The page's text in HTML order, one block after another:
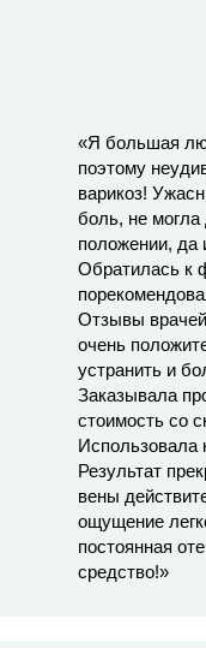
«Я большая
поэтому
варикоз!
боль, не могла
положении, да
Обратилась к
Отзывы
очень
устранить и
Заказывала
стоимость со
Использовала
Результат
вены
ощущение
постоянная
средство!»